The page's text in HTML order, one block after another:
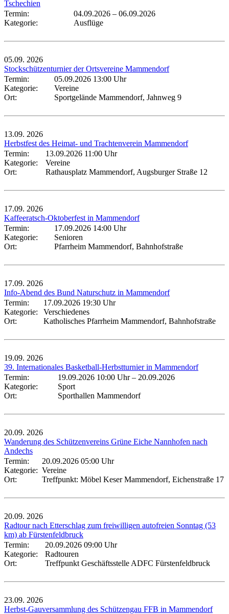
Tschechien
Termin:
04.09.2026 – 06.09.2026
Kategorie:
Ausflüge
05.09. 2026
Stockschützenturnier der Ortsvereine Mammendorf
Termin:
05.09.2026 13:00 Uhr
Kategorie:
Vereine
Ort:
Sportgelände Mammendorf, Jahnweg 9
13.09. 2026
Herbstfest des Heimat- und Trachtenverein Mammendorf
Termin:
13.09.2026 11:00 Uhr
Kategorie:
Vereine
Ort:
Rathausplatz Mammendorf, Augsburger Straße 12
17.09. 2026
Kaffeeratsch-Oktoberfest in Mammendorf
Termin:
17.09.2026 14:00 Uhr
Kategorie:
Senioren
Ort:
Pfarrheim Mammendorf, Bahnhofstraße
17.09. 2026
Info-Abend des Bund Naturschutz in Mammendorf
Termin:
17.09.2026 19:30 Uhr
Kategorie:
Verschiedenes
Ort:
Katholisches Pfarrheim Mammendorf, Bahnhofstraße
19.09. 2026
39. Internationales Basketball-Herbstturnier in Mammendorf
Termin:
19.09.2026 10:00 Uhr– 20.09.2026
Kategorie:
Sport
Ort:
Sporthallen Mammendorf
20.09. 2026
Wanderung des Schützenvereins Grüne Eiche Nannhofen nach
Andechs
Termin:
20.09.2026 05:00 Uhr
Kategorie: Vereine
Ort:
Treffpunkt: Möbel Keser Mammendorf, Eichenstraße 17
20.09. 2026
Radtour nach Etterschlag zum freiwilligen autofreien Sonntag (53
km) ab Fürstenfeldbruck
Termin:
20.09.2026 09:00 Uhr
Kategorie:
Radtouren
Ort:
Treffpunkt Geschäftsstelle ADFC Fürstenfeldbruck
23.09. 2026
Herbst-Gauversammlung des Schützengau FFB in Mammendorf